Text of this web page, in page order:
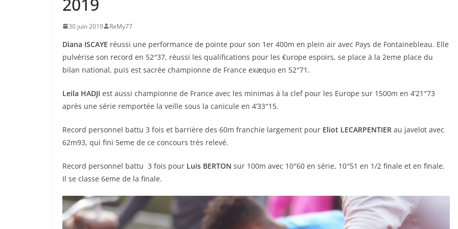
30 juin 2019 ReMy77
Diana ISCAYE réussi une performance de pointe pour son 1er 400m en plein air avec Pays de Fontainebleau. Elle
pulvérise son record en 52″37, réussi les qualifications pour les €urope espoirs, se place à la 2eme place du
bilan national, puis est sacrée championne de France exæquo en 52″71.
Leila HADJI est aussi championne de France avec les minimas à la clef pour les Europe sur 1500m en 4’21″73
après une série remportée la veille sous la canicule en 4’33″15.
Record personnel battu 3 fois et barrière des 60m franchie largement pour Eliot LECARPENTIER au javelot avec
62m93, qui fini 5eme de ce concours très relevé.
Record personnel battu 3 fois pour Luis BERTON sur 100m avec 10″60 en série, 10″51 en 1/2 finale et en finale.
Il se classe 6eme de la finale.